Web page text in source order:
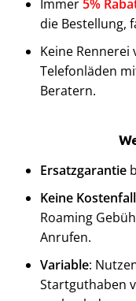
Immer5%
die Bestellung,
Keine
Telefonläden
Beratern.
Ersatzgarantie
Keine
Roaming
Anrufen.
Variable:
Startguthaben